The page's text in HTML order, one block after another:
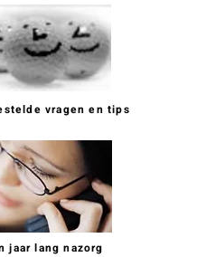
vragen en tips
jaar lang nazorg